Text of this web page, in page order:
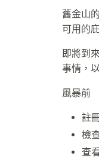
舊金山
可用的
即將到
事情，
風暴前​​
註
檢
查